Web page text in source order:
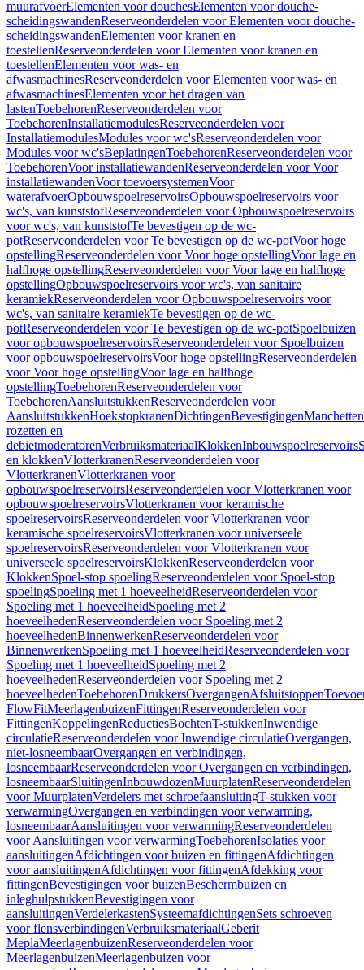
muurafvoerElementen voor douchesElementen voor douche-
scheidingswandenReserveonderdelen voor Elementen voor douche-
scheidingswandenElementen voor kranen en
toestellenReserveonderdelen voor Elementen voor kranen en
toestellenElementen voor was- en
afwasmachinesReserveonderdelen voor Elementen voor was- en
afwasmachinesElementen voor het dragen van
lastenToebehorenReserveonderdelen voor
ToebehorenInstallatiemodulesReserveonderdelen voor
InstallatiemodulesModules voor wc'sReserveonderdelen voor
Modules voor wc'sBeplatingenToebehorenReserveonderdelen voor
ToebehorenVoor installatiewandenReserveonderdelen voor Voor
installatiewandenVoor toevoersystemenVoor
waterafvoerOpbouwspoelreservoirsOpbouwspoelreservoirs voor
wc's, van kunststofReserveonderdelen voor Opbouwspoelreservoirs
voor wc's, van kunststofTe bevestigen op de wc-
potReserveonderdelen voor Te bevestigen op de wc-potVoor hoge
opstellingReserveonderdelen voor Voor hoge opstellingVoor lage en
halfhoge opstellingReserveonderdelen voor Voor lage en halfhoge
opstellingOpbouwspoelreservoirs voor wc's, van sanitaire
keramiekReserveonderdelen voor Opbouwspoelreservoirs voor
wc's, van sanitaire keramiekTe bevestigen op de wc-
potReserveonderdelen voor Te bevestigen op de wc-potSpoelbuizen
voor opbouwspoelreservoirsReserveonderdelen voor Spoelbuizen
voor opbouwspoelreservoirsVoor hoge opstellingReserveonderdelen
voor Voor hoge opstellingVoor lage en halfhoge
opstellingToebehorenReserveonderdelen voor
ToebehorenAansluitstukkenReserveonderdelen voor
AansluitstukkenHoekstopkranenDichtingenBevestigingenManchetten
rozetten en
debietmoderatorenVerbruiksmateriaalKlokkenInbouwspoelreservoirs
en klokkenVlotterkranenReserveonderdelen voor
VlotterkranenVlotterkranen voor
opbouwspoelreservoirsReserveonderdelen voor Vlotterkranen voor
opbouwspoelreservoirsVlotterkranen voor keramische
spoelreservoirsReserveonderdelen voor Vlotterkranen voor
keramische spoelreservoirsVlotterkranen voor universeele
spoelreservoirsReserveonderdelen voor Vlotterkranen voor
universeele spoelreservoirsKlokkenReserveonderdelen voor
KlokkenSpoel-stop spoelingReserveonderdelen voor Spoel-stop
spoelingSpoeling met 1 hoeveelheidReserveonderdelen voor
Spoeling met 1 hoeveelheidSpoeling met 2
hoeveelhedenReserveonderdelen voor Spoeling met 2
hoeveelhedenBinnenwerkenReserveonderdelen voor
BinnenwerkenSpoeling met 1 hoeveelheidReserveonderdelen voor
Spoeling met 1 hoeveelheidSpoeling met 2
hoeveelhedenReserveonderdelen voor Spoeling met 2
hoeveelhedenToebehorenDrukkersOvergangenAfsluitstoppen
FlowFitMeerlagenbuizenFittingenReserveonderdelen voor
FittingenKoppelingenReductiesBochtenT-stukkenInwendige
circulatieReserveonderdelen voor Inwendige circulatieOvergangen,
niet-losneembaarOvergangen en verbindingen,
losneembaarReserveonderdelen voor Overgangen en verbindingen,
losneembaarSluitingenInbouwdozenMuurplatenReserveonderdelen
voor MuurplatenVerdelers met schroefaansluitingT-stukken voor
verwarmingOvergangen en verbindingen voor verwarming,
losneembaarAansluitingen voor verwarmingReserveonderdelen
voor Aansluitingen voor verwarmingToebehorenIsolaties voor
aansluitingenAfdichtingen voor buizen en fittingenAfdichtingen
voor aansluitingenAfdichtingen voor fittingenAfdekking voor
fittingenBevestigingen voor buizenBeschermbuizen en
inleghulpstukkenBevestigingen voor
aansluitingenVerdelerkastenSysteemafdichtingenSets schroeven
voor flensverbindingenVerbruiksmateriaalGeberit
MeplaMeerlagenbuizenReserveonderdelen voor
MeerlagenbuizenMeerlagenbuizen voor